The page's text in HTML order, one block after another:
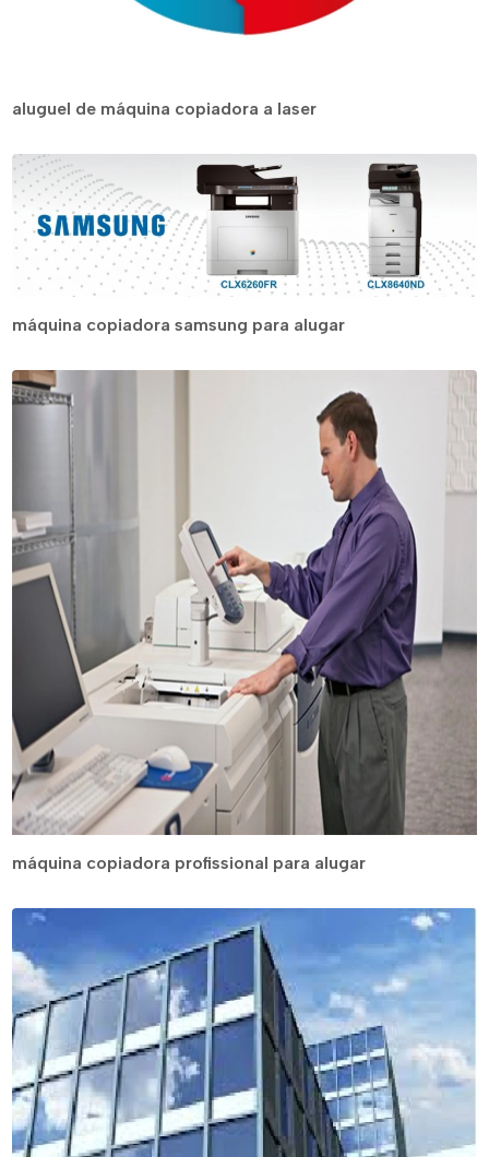
aluguel de máquina copiadora a laser
máquina copiadora samsung para alugar
máquina copiadora profissional para alugar